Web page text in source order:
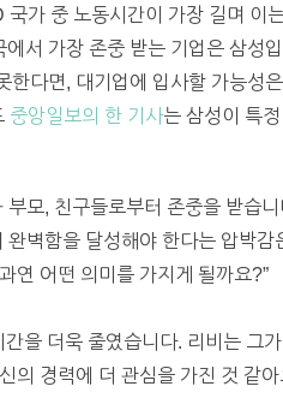
가 중 노동시간이 가장 길며 이
서 가장 존중 받는 기업은 삼성
다면, 대기업에 입사할 가능성
중앙일보의 한 기사는 삼성이 특
모, 친구들로부터 존중을 받습니
벽함을 달성해야 한다는 압박감
연 어떤 의미를 가지게 될까요?”
을 더욱 줄였습니다. 리비는 그
의 경력에 더 관심을 가진 것 같